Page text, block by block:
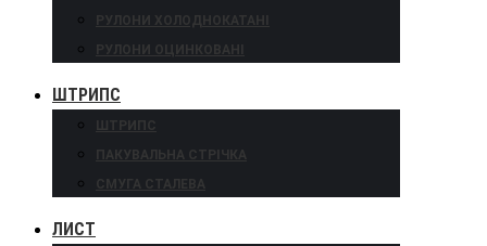
РУЛОНИ ХОЛОДНОКАТАНІ
РУЛОНИ ОЦИНКОВАНІ
ШТРИПС
ШТРИПС
ПАКУВАЛЬНА СТРІЧКА
СМУГА СТАЛЕВА
ЛИСТ